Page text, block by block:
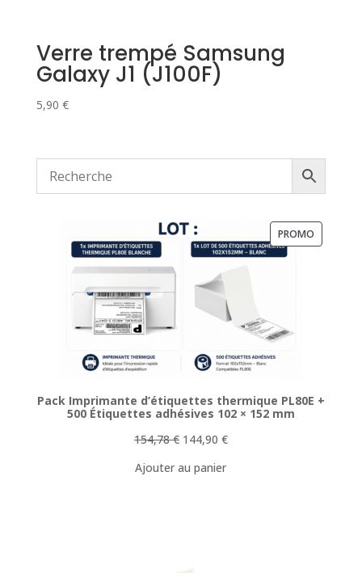
Verre trempé Samsung
Galaxy J1 (J100F)
5,90 €
PROMO
Pack Imprimante d’étiquettes thermique PL80E +
500 Étiquettes adhésives 102 × 152 mm
154,78€ Le
initial
144,90 €Le
Ajouter au panier